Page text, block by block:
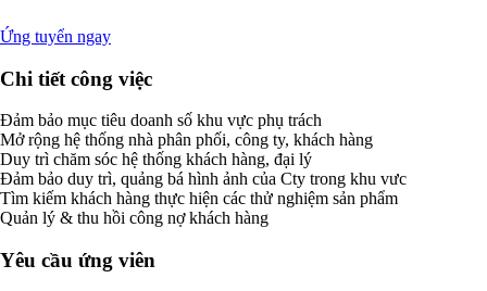
Ứng tuyển ngay
Chi tiết công việc
Đảm bảo mục tiêu doanh số khu vực phụ trách
Mở rộng hệ thống nhà phân phối, công ty, khách hàng
Duy trì chăm sóc hệ thống khách hàng, đại lý
Đảm bảo duy trì, quảng bá hình ảnh của Cty trong khu vưc
Tìm kiếm khách hàng thực hiện các thử nghiệm sản phẩm
Quản lý & thu hồi công nợ khách hàng
Yêu cầu ứng viên